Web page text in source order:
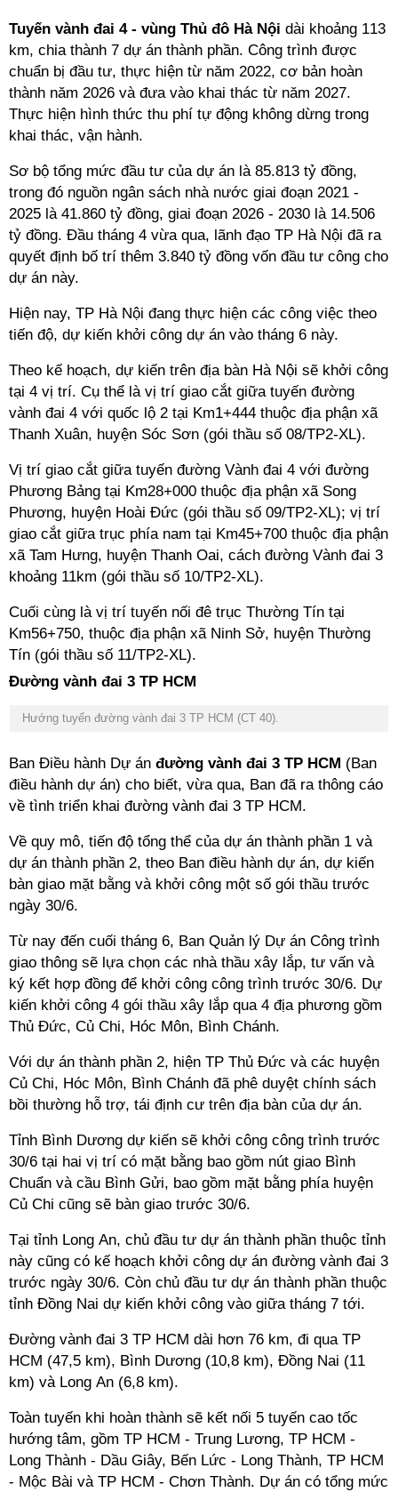
Tuyến vành đai 4 - vùng Thủ đô Hà Nội dài khoảng 113
km, chia thành 7 dự án thành phần. Công trình được
chuẩn bị đầu tư, thực hiện từ năm 2022, cơ bản hoàn
thành năm 2026 và đưa vào khai thác từ năm 2027.
Thực hiện hình thức thu phí tự động không dừng trong
khai thác, vận hành.
Sơ bộ tổng mức đầu tư của dự án là 85.813 tỷ đồng,
trong đó nguồn ngân sách nhà nước giai đoạn 2021 -
2025 là 41.860 tỷ đồng, giai đoạn 2026 - 2030 là 14.506
tỷ đồng. Đầu tháng 4 vừa qua, lãnh đạo TP Hà Nội đã ra
quyết định bố trí thêm 3.840 tỷ đồng vốn đầu tư công cho
dự án này.
Hiện nay, TP Hà Nội đang thực hiện các công việc theo
tiến độ, dự kiến khởi công dự án vào tháng 6 này.
Theo kế hoạch, dự kiến trên địa bàn Hà Nội sẽ khởi công
tại 4 vị trí. Cụ thể là vị trí giao cắt giữa tuyến đường
vành đai 4 với quốc lộ 2 tại Km1+444 thuộc địa phận xã
Thanh Xuân, huyện Sóc Sơn (gói thầu số 08/TP2-XL).
Vị trí giao cắt giữa tuyến đường Vành đai 4 với đường
Phương Bảng tại Km28+000 thuộc địa phận xã Song
Phương, huyện Hoài Đức (gói thầu số 09/TP2-XL); vị trí
giao cắt giữa trục phía nam tại Km45+700 thuộc địa phận
xã Tam Hưng, huyện Thanh Oai, cách đường Vành đai 3
khoảng 11km (gói thầu số 10/TP2-XL).
Cuối cùng là vị trí tuyến nối đê trục Thường Tín tại
Km56+750, thuộc địa phận xã Ninh Sở, huyện Thường
Tín (gói thầu số 11/TP2-XL).
Đường vành đai 3 TP HCM
Hướng tuyến đường vành đai 3 TP HCM (CT 40).
Ban Điều hành Dự án đường vành đai 3 TP HCM (Ban
điều hành dự án) cho biết, vừa qua, Ban đã ra thông cáo
về tình triển khai đường vành đai 3 TP HCM.
Về quy mô, tiến độ tổng thể của dự án thành phần 1 và
dự án thành phần 2, theo Ban điều hành dự án, dự kiến
bàn giao mặt bằng và khởi công một số gói thầu trước
ngày 30/6.
Từ nay đến cuối tháng 6, Ban Quản lý Dự án Công trình
giao thông sẽ lựa chọn các nhà thầu xây lắp, tư vấn và
ký kết hợp đồng để khởi công công trình trước 30/6. Dự
kiến khởi công 4 gói thầu xây lắp qua 4 địa phương gồm
Thủ Đức, Củ Chi, Hóc Môn, Bình Chánh.
Với dự án thành phần 2, hiện TP Thủ Đức và các huyện
Củ Chi, Hóc Môn, Bình Chánh đã phê duyệt chính sách
bồi thường hỗ trợ, tái định cư trên địa bàn của dự án.
Tỉnh Bình Dương dự kiến sẽ khởi công công trình trước
30/6 tại hai vị trí có mặt bằng bao gồm nút giao Bình
Chuẩn và cầu Bình Gửi, bao gồm mặt bằng phía huyện
Củ Chi cũng sẽ bàn giao trước 30/6.
Tại tỉnh Long An, chủ đầu tư dự án thành phần thuộc tỉnh
này cũng có kế hoạch khởi công dự án đường vành đai 3
trước ngày 30/6. Còn chủ đầu tư dự án thành phần thuộc
tỉnh Đồng Nai dự kiến khởi công vào giữa tháng 7 tới.
Đường vành đai 3 TP HCM dài hơn 76 km, đi qua TP
HCM (47,5 km), Bình Dương (10,8 km), Đồng Nai (11
km) và Long An (6,8 km).
Toàn tuyến khi hoàn thành sẽ kết nối 5 tuyến cao tốc
hướng tâm, gồm TP HCM - Trung Lương, TP HCM -
Long Thành - Dầu Giây, Bến Lức - Long Thành, TP HCM
- Mộc Bài và TP HCM - Chơn Thành. Dự án có tổng mức